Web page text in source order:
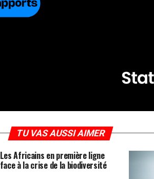
TU VAS AUSSI AIMER
Les Africains en première ligne
face à la crise de la biodiversité